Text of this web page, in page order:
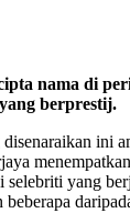
nama di
berprestij.
ini
selebriti yang